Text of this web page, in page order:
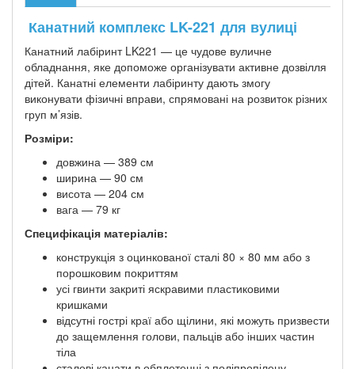
Канатний комплекс LK-221 для вулиці
Канатний лабіринт LK221 — це чудове вуличне
обладнання, яке допоможе організувати активне дозвілля
дітей. Канатні елементи лабіринту дають змогу
виконувати фізичні вправи, спрямовані на розвиток різних
груп м’язів.
Розміри:
довжина — 389 см
ширина — 90 см
висота — 204 см
вага — 79 кг
Специфікація матеріалів:
конструкція з оцинкованої сталі 80 × 80 мм або з
порошковим покриттям
усі гвинти закриті яскравими пластиковими
кришками
відсутні гострі краї або щілини, які можуть призвести
до защемлення голови, пальців або інших частин
тіла